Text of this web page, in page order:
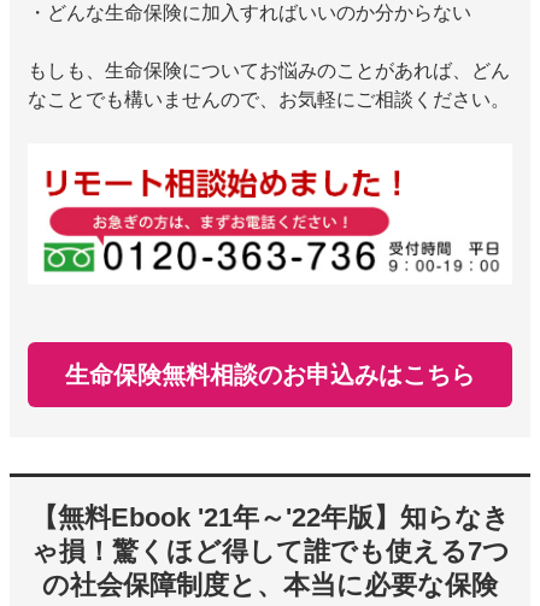
・どんな生命保険に加入すればいいのか分からない
もしも、生命保険についてお悩みのことがあれば、どん
なことでも構いませんので、お気軽にご相談ください。
生命保険無料相談のお申込みはこちら
【無料Ebook '21年～'22年版】知らなき
ゃ損！驚くほど得して誰でも使える7つ
の社会保障制度と、本当に必要な保険